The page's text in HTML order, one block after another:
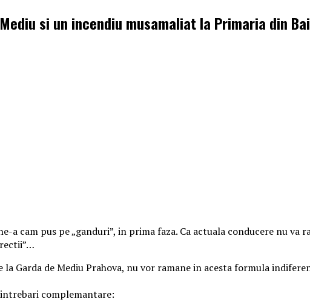
si un incendiu musamaliat la Primaria din
a cam pus pe „ganduri”, in prima faza. Ca actuala conducere nu
Garda de Mediu Prahova, nu vor ramane in acesta formula
complemantare: